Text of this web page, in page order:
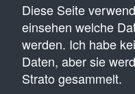
Diese Seite
einsehen welche
werden. Ich habe
Daten, aber sie
Strato gesammelt.